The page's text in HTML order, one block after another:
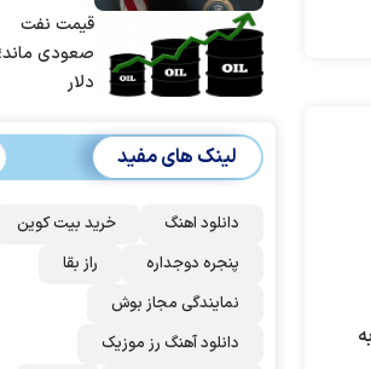
حسابی
برای بزرگ‌ترین
حمله آماده
است، درست
است؟
قیمت نفت
دلار
لینک های مفید
دانلود اهنگ
خرید بیت کوین
پنجره دوجداره
راز بقا
نمایندگی مجاز بوش
دانلود آهنگ رز‌ موزیک